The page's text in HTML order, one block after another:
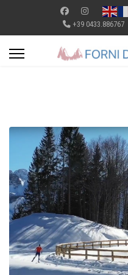
+39 0433.886767